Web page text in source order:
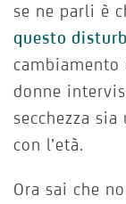
se ne parli è
questo
donne
secchezza
con l’età.
Ora sai che